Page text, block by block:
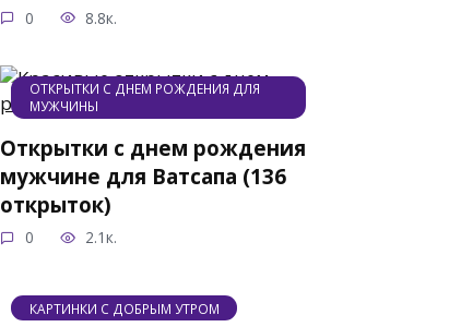
0 8.8к.
ОТКРЫТКИ С ДНЕМ РОЖДЕНИЯ ДЛЯ
МУЖЧИНЫ
Открытки с днем рождения
мужчине для Ватсапа (136
открыток)
0 2.1к.
КАРТИНКИ С ДОБРЫМ УТРОМ